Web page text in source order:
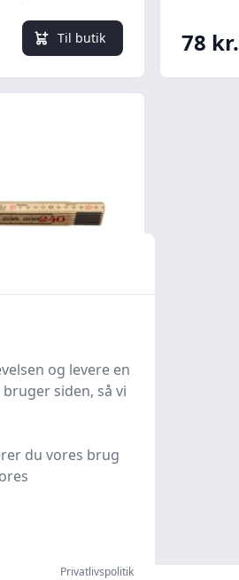
Til butik 78 kr.
Quick look
pris
og levere en
siden, så vi
du vores brug
Privatlivspolitik